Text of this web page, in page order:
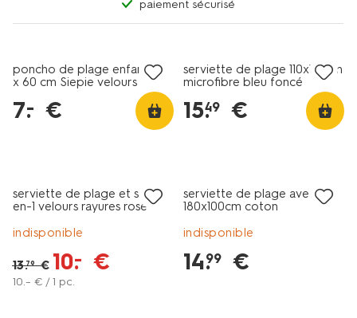
paiement sécurisé
poncho de plage enfant 60
x 60 cm Siepie velours
7.
– €
serviette de plage 110x175cm
microfibre bleu foncé
15.
49 €
serviette de plage et sac 2-
en-1 velours rayures rose
indisponible
13.79 € 10.
– €
10.– € / 1 pc.
serviette de plage avec jeu
180x100cm coton
indisponible
14.
99 €